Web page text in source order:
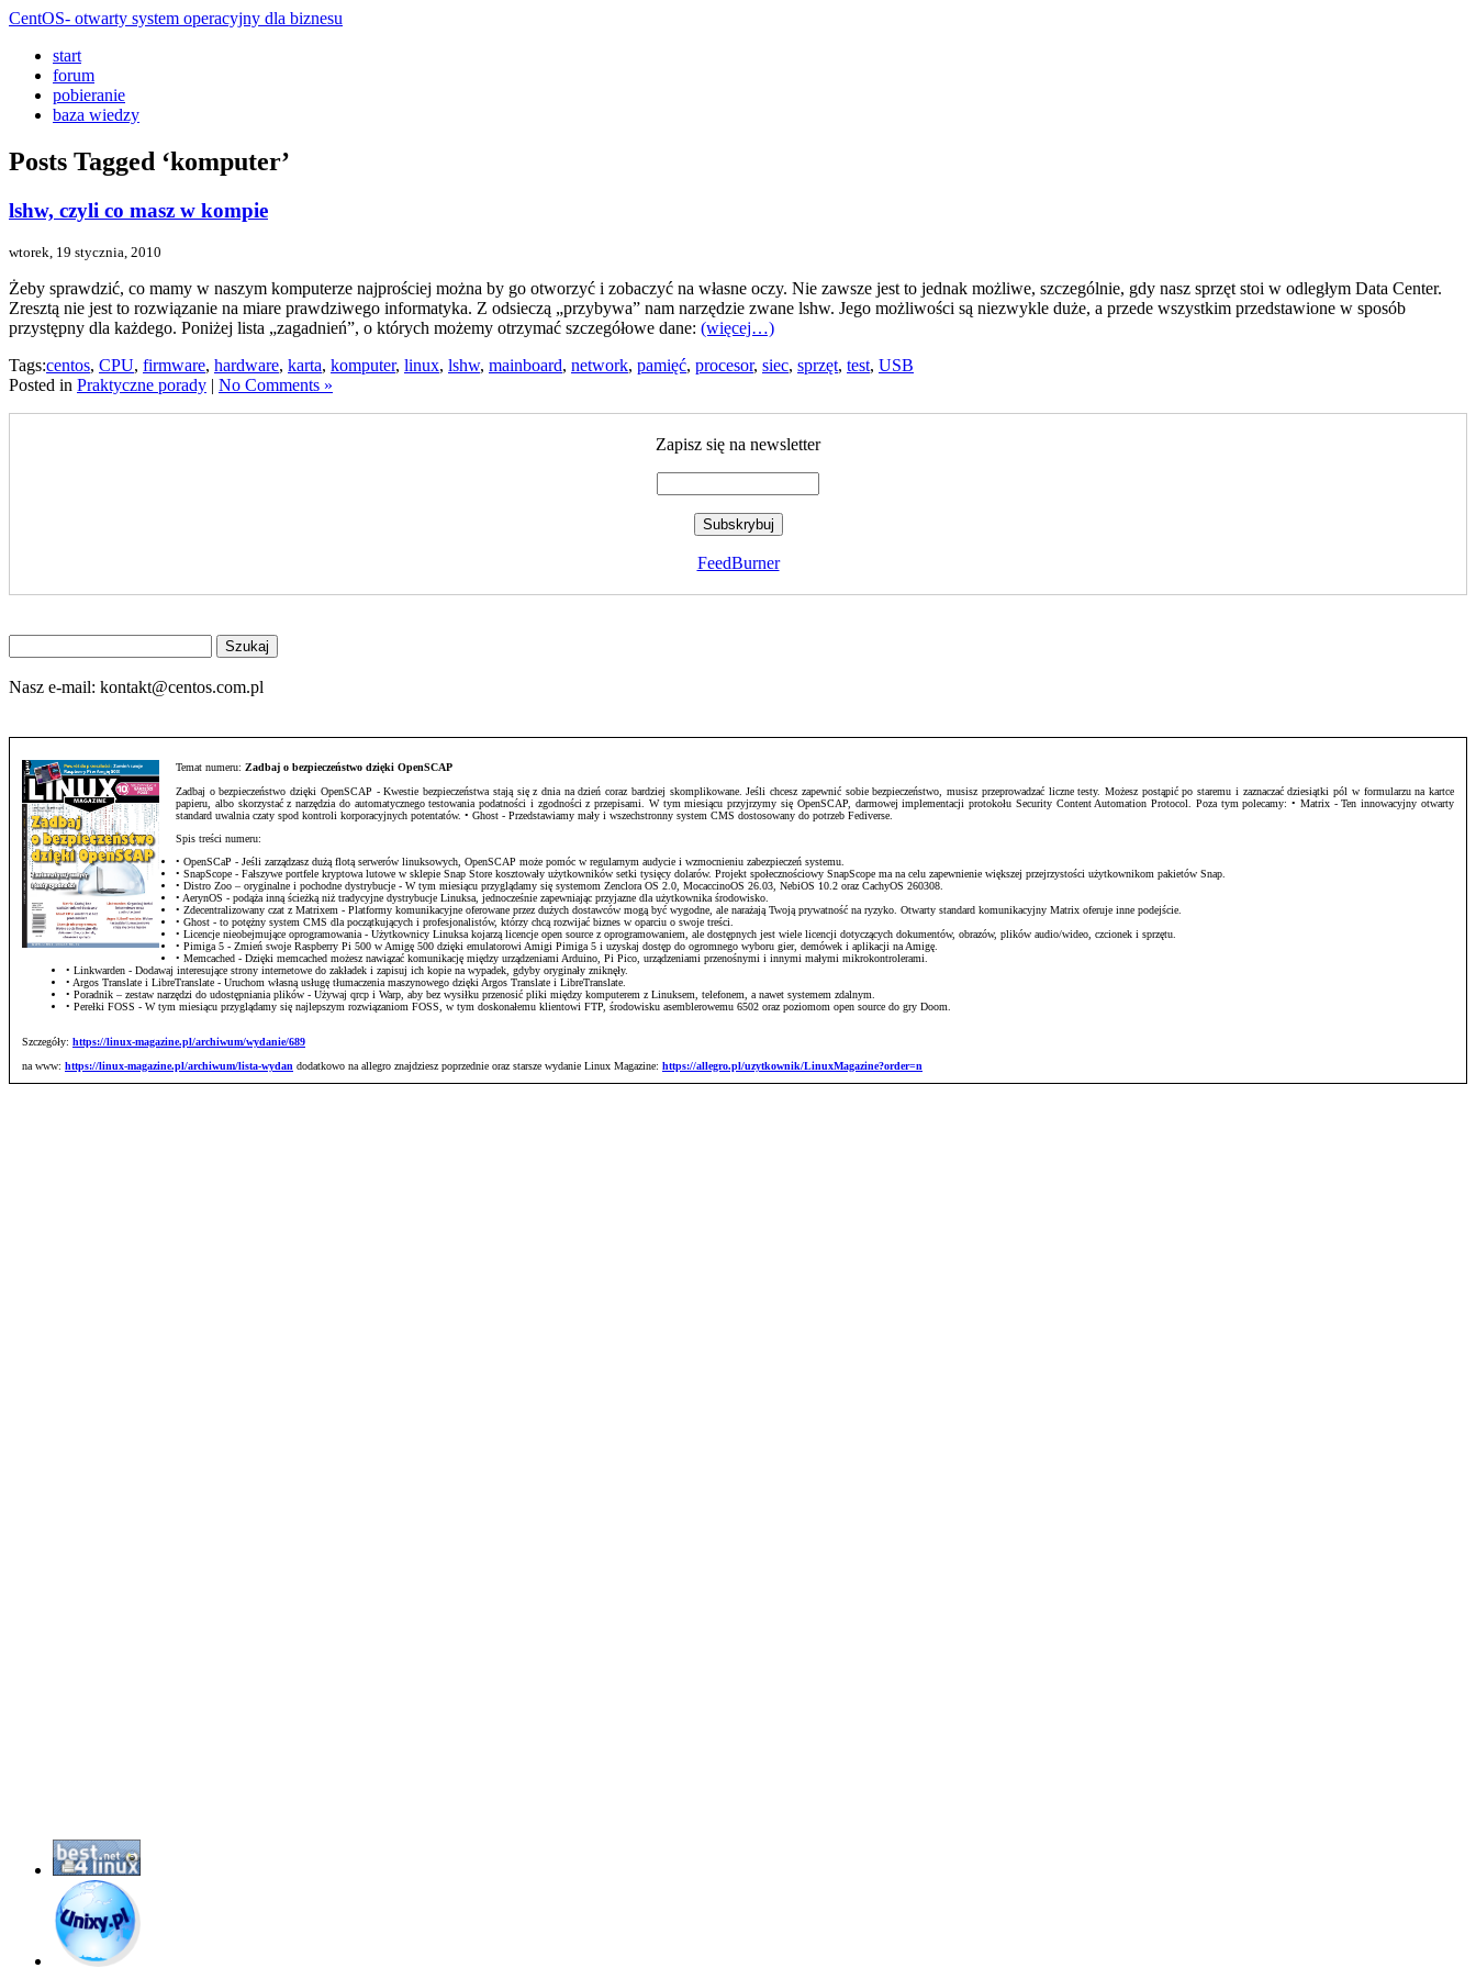
CentOS- otwarty system operacyjny dla biznesu
start
forum
pobieranie
baza wiedzy
Posts Tagged ‘komputer’
lshw, czyli co masz w kompie
wtorek, 19 stycznia, 2010
Żeby sprawdzić, co mamy w naszym komputerze najprościej można by go otworzyć i zobaczyć na własne oczy. Nie zawsze jest to jednak możliwe, szczególnie, gdy nasz sprzęt stoi w odległym Data Center.
Zresztą nie jest to rozwiązanie na miare prawdziwego informatyka. Z odsieczą „przybywa” nam narzędzie zwane lshw. Jego możliwości są niezwykle duże, a przede wszystkim przedstawione w sposób
przystępny dla każdego. Poniżej lista „zagadnień”, o których możemy otrzymać szczegółowe dane: (więcej…)
Tags:centos, CPU, firmware, hardware, karta, komputer, linux, lshw, mainboard, network, pamięć, procesor, siec, sprzęt, test, USB
Posted in Praktyczne porady | No Comments »
Zapisz się na newsletter
FeedBurner
na
stronie
Nasz e-mail: kontakt@centos.com.pl
Temat numeru: Zadbaj o bezpieczeństwo dzięki OpenSCAP
Zadbaj o bezpieczeństwo dzięki OpenSCAP - Kwestie bezpieczeństwa stają się z dnia na dzień coraz bardziej skomplikowane. Jeśli chcesz zapewnić sobie bezpieczeństwo, musisz przeprowadzać liczne testy. Możesz postąpić po staremu i zaznaczać dziesiątki pól w formularzu na kartce
papieru, albo skorzystać z narzędzia do automatycznego testowania podatności i zgodności z przepisami. W tym miesiącu przyjrzymy się OpenSCAP, darmowej implementacji protokołu Security Content Automation Protocol. Poza tym polecamy: • Matrix - Ten innowacyjny otwarty
standard uwalnia czaty spod kontroli korporacyjnych potentatów. • Ghost - Przedstawiamy mały i wszechstronny system CMS dostosowany do potrzeb Fediverse.
Spis treści numeru:
• OpenSCaP - Jeśli zarządzasz dużą flotą serwerów linuksowych, OpenSCAP może pomóc w regularnym audycie i wzmocnieniu zabezpieczeń systemu.
• SnapScope - Fałszywe portfele kryptowa lutowe w sklepie Snap Store kosztowały użytkowników setki tysięcy dolarów. Projekt społecznościowy SnapScope ma na celu zapewnienie większej przejrzystości użytkownikom pakietów Snap.
• Distro Zoo – oryginalne i pochodne dystrybucje - W tym miesiącu przyglądamy się systemom Zenclora OS 2.0, MocaccinoOS 26.03, NebiOS 10.2 oraz CachyOS 260308.
• AerynOS - podąża inną ścieżką niż tradycyjne dystrybucje Linuksa, jednocześnie zapewniając przyjazne dla użytkownika środowisko.
• Zdecentralizowany czat z Matrixem - Platformy komunikacyjne oferowane przez dużych dostawców mogą być wygodne, ale narażają Twoją prywatność na ryzyko. Otwarty standard komunikacyjny Matrix oferuje inne podejście.
• Ghost - to potężny system CMS dla początkujących i profesjonalistów, którzy chcą rozwijać biznes w oparciu o swoje treści.
• Licencje nieobejmujące oprogramowania - Użytkownicy Linuksa kojarzą licencje open source z oprogramowaniem, ale dostępnych jest wiele licencji dotyczących dokumentów, obrazów, plików audio/wideo, czcionek i sprzętu.
• Pimiga 5 - Zmień swoje Raspberry Pi 500 w Amigę 500 dzięki emulatorowi Amigi Pimiga 5 i uzyskaj dostęp do ogromnego wyboru gier, demówek i aplikacji na Amigę.
• Memcached - Dzięki memcached możesz nawiązać komunikację między urządzeniami Arduino, Pi Pico, urządzeniami przenośnymi i innymi małymi mikrokontrolerami.
• Linkwarden - Dodawaj interesujące strony internetowe do zakładek i zapisuj ich kopie na wypadek, gdyby oryginały zniknęły.
• Argos Translate i LibreTranslate - Uruchom własną usługę tłumaczenia maszynowego dzięki Argos Translate i LibreTranslate.
• Poradnik – zestaw narzędzi do udostępniania plików - Używaj qrcp i Warp, aby bez wysiłku przenosić pliki między komputerem z Linuksem, telefonem, a nawet systemem zdalnym.
• Perełki FOSS - W tym miesiącu przyglądamy się najlepszym rozwiązaniom FOSS, w tym doskonałemu klientowi FTP, środowisku asemblerowemu 6502 oraz poziomom open source do gry Doom.
Szczegóły: https://linux-magazine.pl/archiwum/wydanie/689
na www: https://linux-magazine.pl/archiwum/lista-wydan dodatkowo na allegro znajdziesz poprzednie oraz starsze wydanie Linux Magazine: https://allegro.pl/uzytkownik/LinuxMagazine?order=n